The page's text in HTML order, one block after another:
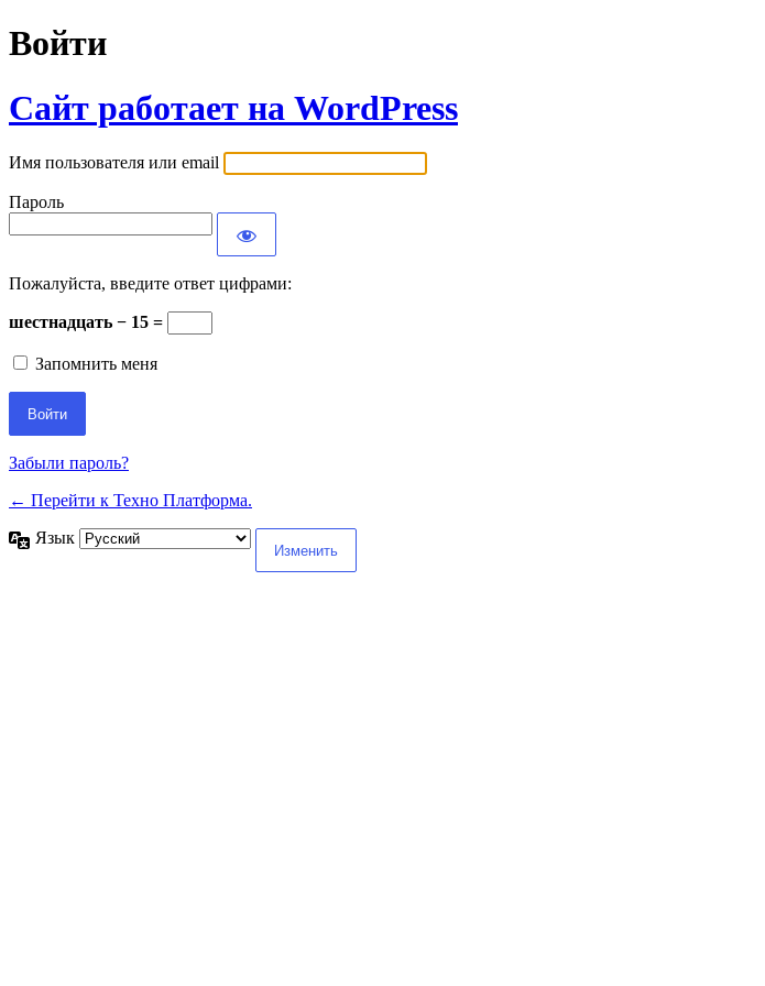
Войти
Сайт работает на WordPress
Имя пользователя или email
Пароль
Пожалуйста, введите ответ цифрами:
шестнадцать − 15 =
Запомнить меня
Забыли пароль?
← Перейти к Техно Платформа.
Язык